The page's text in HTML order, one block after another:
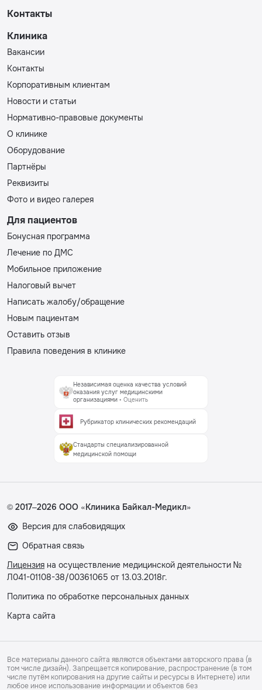
Контакты
Клиника
Вакансии
Контакты
Корпоративным клиентам
Новости и статьи
Нормативно-правовые документы
О клинике
Оборудование
Партнёры
Реквизиты
Фото и видео галерея
Для пациентов
Бонусная программа
Лечение по ДМС
Мобильное приложение
Налоговый вычет
Написать жалобу/обращение
Новым пациентам
Оставить отзыв
Правила поведения в клинике
Независимая оценка качества условий
оказания услуг медицинскими
организациями • Оценить
Рубрикатор клинических рекомендаций
Стандарты специализированной
медицинской помощи
© 2017–2026 ООО «Клиника Байкал-Медикл»
Версия для слабовидящих
Обратная связь
Лицензия на осуществление медицинской деятельности №
Л041-01108-38/00361065 от 13.03.2018г.
Политика по обработке персональных данных
Карта сайта
Все материалы данного сайта являются объектами авторского права (в
том числе дизайн). Запрещается копирование, распространение (в том
числе путём копирования на другие сайты и ресурсы в Интернете) или
любое иное использование информации и объектов без